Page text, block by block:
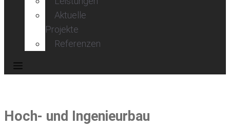
Aktuelle
Projekte
Referenzen
Hoch- und Ingenieurbau